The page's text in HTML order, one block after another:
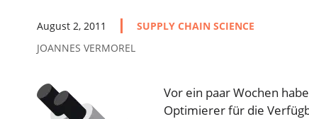
August 2, 2011
SUPPLY CHAIN SCIENCE
JOANNES VERMOREL
Vor ein paar Wochen
Optimierer für die